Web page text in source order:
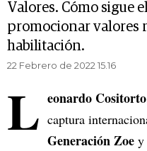
Valores. Cómo sigue
promocionar valores
habilitación.
22 Febrero de 2022 15.16
L eonardo Cositorto
captura
Generación Zoe y